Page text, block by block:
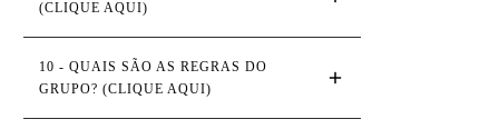
(CLIQUE AQUI)
10 - QUAIS SÃO AS REGRAS DO
GRUPO? (CLIQUE AQUI)